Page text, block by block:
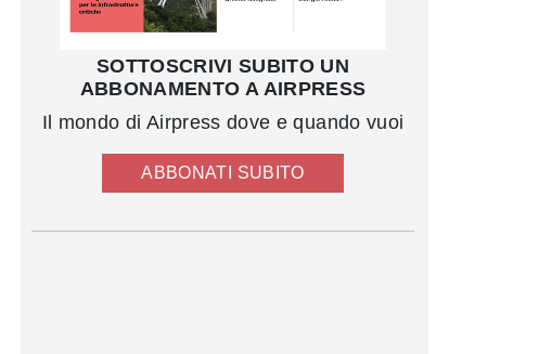
SOTTOSCRIVI SUBITO UN
ABBONAMENTO A AIRPRESS
Il mondo di Airpress dove e quando vuoi
ABBONATI SUBITO